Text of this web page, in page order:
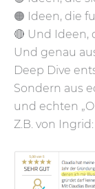
🟠 Ideen, die
🔴 Und Ideen,
Und genau
Deep Dive
Sondern aus
und echten
Z.B. von Ingrid: